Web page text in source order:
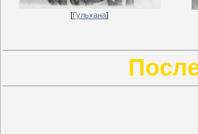
[Гульхана]